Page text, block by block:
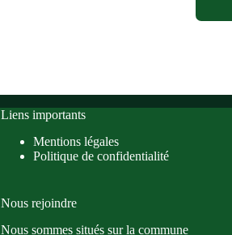
Liens importants
Mentions légales
Politique de confidentialité
Nous rejoindre
Nous sommes situés sur la commune